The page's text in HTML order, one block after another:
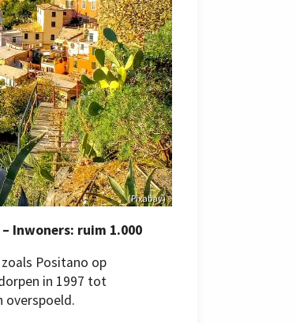
(Pixabay)
Inwoners: ruim 1.000
Positano op
in 1997 tot
overspoeld.